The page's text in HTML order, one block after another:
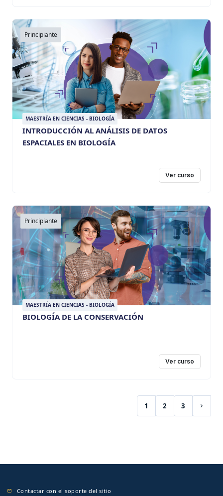
Principiante
MAESTRÍA EN CIENCIAS - BIOLOGÍA
INTRODUCCIÓN AL ANÁLISIS DE DATOS
ESPACIALES EN BIOLOGÍA
Ver curso
Principiante
MAESTRÍA EN CIENCIAS - BIOLOGÍA
BIOLOGÍA DE LA CONSERVACIÓN
Ver curso
1
(current)
2 3
Contactar con el soporte del sitio